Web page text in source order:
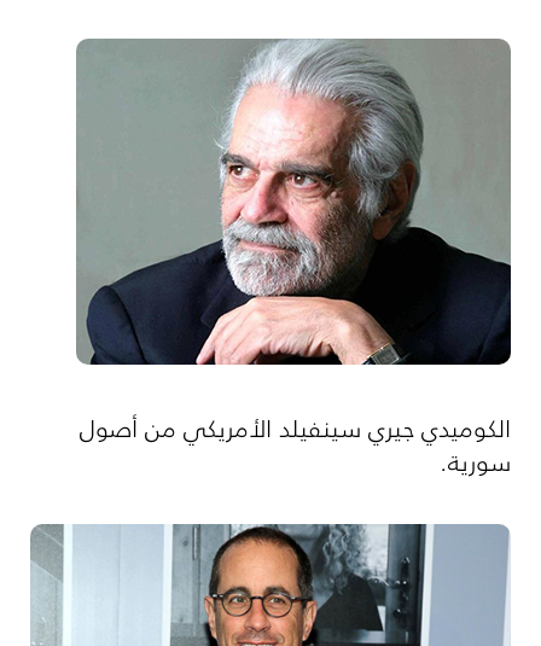
الكوميدي جيري سينفيلد الأمريكي من أصول
سورية.